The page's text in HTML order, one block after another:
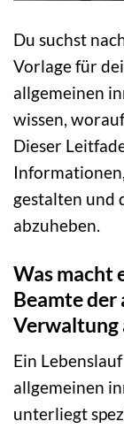
Du suchst
Vorlage für
allgemeinen
wissen,
Dieser
gestalten und
abzuheben.
Was macht
Beamte der
Verwaltung
Ein
allgemeinen
unterliegt